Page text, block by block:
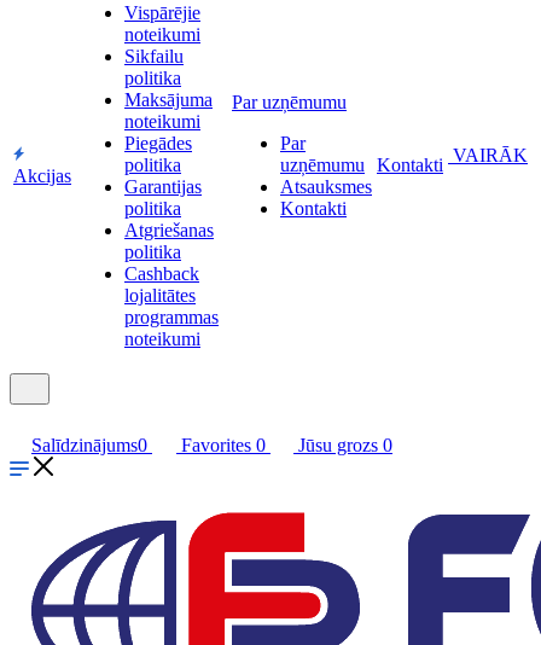
Akcijas
Vispārējie
noteikumi
Sikfailu
politika
Maksājuma
noteikumi
Piegādes
politika
Garantijas
politika
Atgriešanas
politika
Cashback
lojalitātes
programmas
noteikumi
Par uzņēmumu
Par
uzņēmumu
Atsauksmes
Kontakti
Kontakti VAIRĀK
Salīdzinājums0 Favorites 0 Jūsu grozs 0